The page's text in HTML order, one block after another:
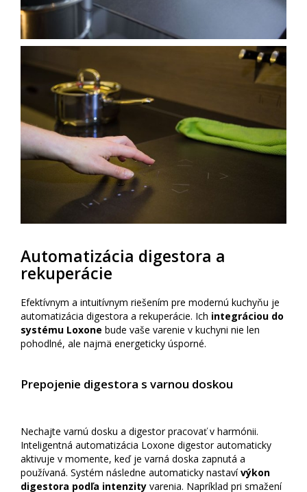
Automatizácia digestora a
rekuperácie
Efektívnym a intuitívnym riešením pre modernú kuchyňu je
automatizácia digestora a rekuperácie. Ich integráciou do
systému Loxone bude vaše varenie v kuchyni nie len
pohodlné, ale najmä energeticky úsporné.
Prepojenie digestora s varnou doskou
Nechajte varnú dosku a digestor pracovať v harmónii.
Inteligentná automatizácia Loxone digestor automaticky
aktivuje v momente, keď je varná doska zapnutá a
používaná. Systém následne automaticky nastavívýkon
digestora podľa intenzity varenia. Napríklad pri smažení